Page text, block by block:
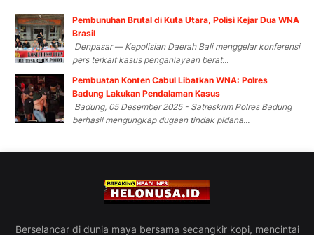
Pembunuhan Brutal di Kuta Utara, Polisi Kejar Dua WNA
Brasil
Denpasar — Kepolisian Daerah Bali menggelar konferensi
pers terkait kasus penganiayaan berat...
Pembuatan Konten Cabul Libatkan WNA: Polres
Badung Lakukan Pendalaman Kasus
Badung, 05 Desember 2025 - Satreskrim Polres Badung
berhasil mengungkap dugaan tindak pidana...
Berselancar di dunia maya bersama secangkir kopi, mencintai